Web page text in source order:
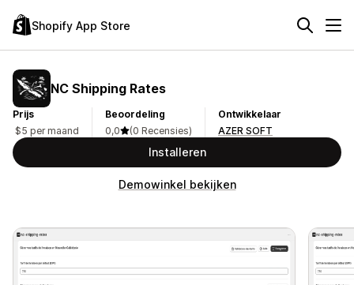
Shopify App Store
NC Shipping Rates
Prijs
$5 per maand
Beoordeling
0,0
(0 Recensies)
Ontwikkelaar
AZER SOFT
Installeren
Demowinkel bekijken